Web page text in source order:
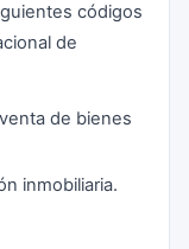
códigos
de
de bienes
inmobiliaria.